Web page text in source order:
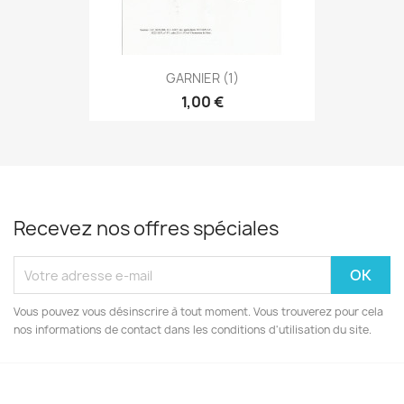
GARNIER (1)
1,00 €
Recevez nos offres spéciales
Vous pouvez vous désinscrire à tout moment. Vous trouverez pour cela
nos informations de contact dans les conditions d'utilisation du site.